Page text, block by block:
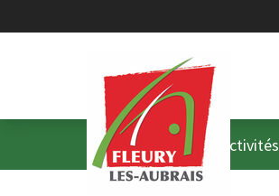
AccueilMenu principal
/ Dernières activités